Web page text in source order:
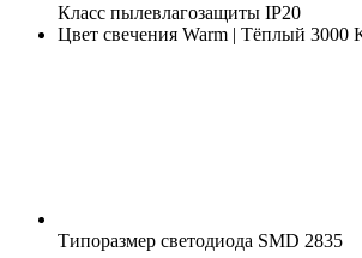
Класс пылевлагозащиты IP20
Цвет свечения Warm | Тёплый 3000
Типоразмер светодиода SMD 2835